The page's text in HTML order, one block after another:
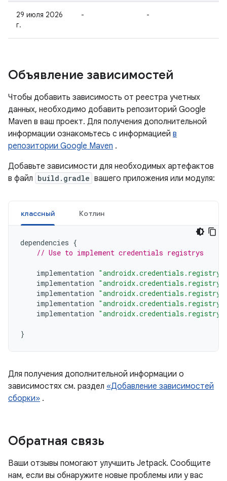
29 июля 2026
г.
- -
Объявление зависимостей
Чтобы добавить зависимость от реестра учетных
данных, необходимо добавить репозиторий Google
Maven в ваш проект. Для получения дополнительной
информации ознакомьтесь с информацией в
репозитории Google Maven .
Добавьте зависимости для необходимых артефактов
в файл build.gradle вашего приложения или модуля:
классный Котлин
dependencies {
// Use to implement credentials registrys
implementation
implementation
implementation
implementation
implementation
}
Для получения дополнительной информации о
зависимостях см. раздел «Добавление зависимостей
сборки» .
Обратная связь
Ваши отзывы помогают улучшить Jetpack. Сообщите
нам, если вы обнаружите новые проблемы или у вас